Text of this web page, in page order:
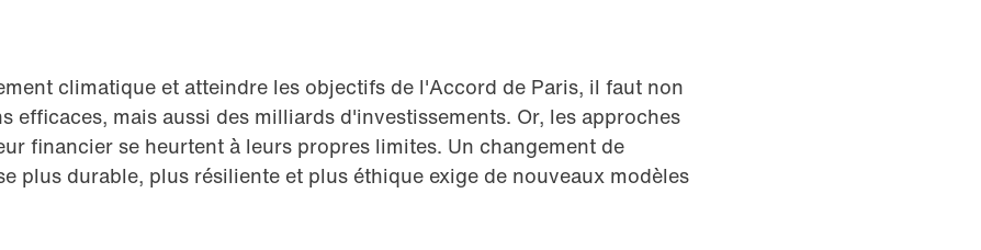
climatique et atteindre les objectifs de l'Accord de Paris, il faut non
efficaces, mais aussi des milliards d'investissements. Or, les approches
financier se heurtent à leurs propres limites. Un changement de
plus durable, plus résiliente et plus éthique exige de nouveaux modèles